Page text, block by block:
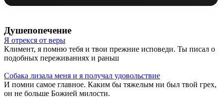
Душепопечение
Я отрекся от веры
Климент, я помню тебя и твои прежние исповеди. Ты писал о
подобных переживаниях и раньш
Собака лизала меня и я получал удовольствие
И помни самое главное. Каким бы тяжелым ни был твой грех,
он не больше Божией милости.